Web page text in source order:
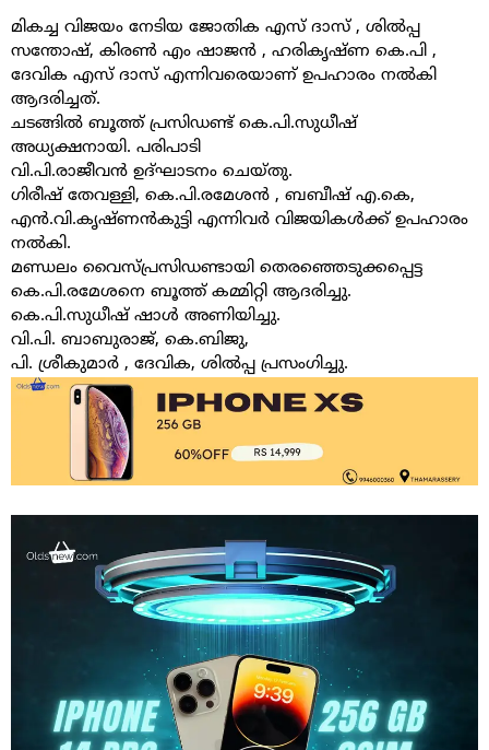
മികച്ച വിജയം നേടിയ ജോതിക എസ് ദാസ് , ശിൽപ്പ
സന്തോഷ്, കിരൺ എം ഷാജൻ , ഹരികൃഷ്ണ കെ.പി ,
ദേവിക എസ് ദാസ് എന്നിവരെയാണ് ഉപഹാരം നൽകി
ആദരിച്ചത്.
ചടങ്ങിൽ ബൂത്ത് പ്രസിഡണ്ട് കെ.പി.സുധീഷ്
അധ്യക്ഷനായി. പരിപാടി
വി.പി.രാജീവൻ ഉദ്ഘാടനം ചെയ്തു.
ഗിരീഷ് തേവള്ളി, കെ.പി.രമേശൻ , ബബീഷ് എ.കെ,
എൻ.വി.കൃഷ്ണൻകുട്ടി എന്നിവർ വിജയികൾക്ക് ഉപഹാരം
നൽകി.
മണ്ഡലം വൈസ്പ്രസിഡണ്ടായി തെരഞ്ഞെടുക്കപ്പെട്ട
കെ.പി.രമേശനെ ബൂത്ത് കമ്മിറ്റി ആദരിച്ചു.
കെ.പി.സുധീഷ് ഷാൾ അണിയിച്ചു.
വി.പി. ബാബുരാജ്, കെ.ബിജു,
പി. ശ്രീകുമാർ , ദേവിക, ശിൽപ്പ പ്രസംഗിച്ചു.